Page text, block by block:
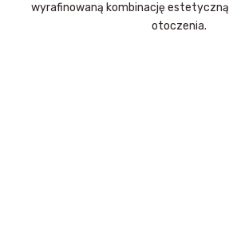
wyrafinowaną kombinację estetyczną
otoczenia.